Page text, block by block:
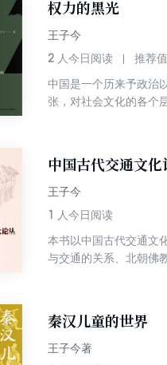
权力的黑光
王子今
2 人今日阅读 推荐值
中国是一个历来予政治
张，对社会文化的各个
中国古代交通文化
王子今
1 人今日阅读
本书以中国古代交通文
与交通的关系、北朝佛
秦汉儿童的世界
王子今著